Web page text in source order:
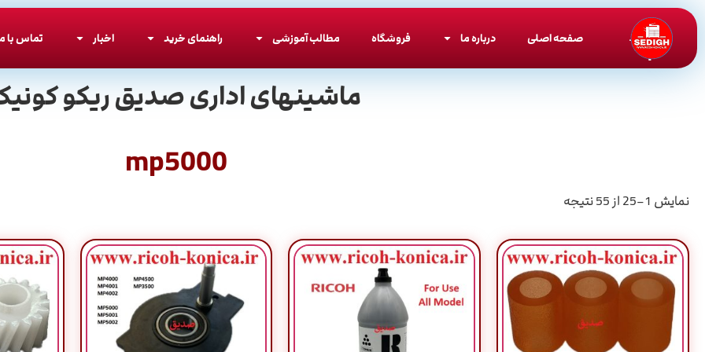
صفحه اصلی درباره ما فروشگاه مطالب آموزشی راهنمای خرید اخبار تماس با
ماشینهای اداری صدیق ریکو
mp5000
نمایش 1–25 از 55 نتیجه